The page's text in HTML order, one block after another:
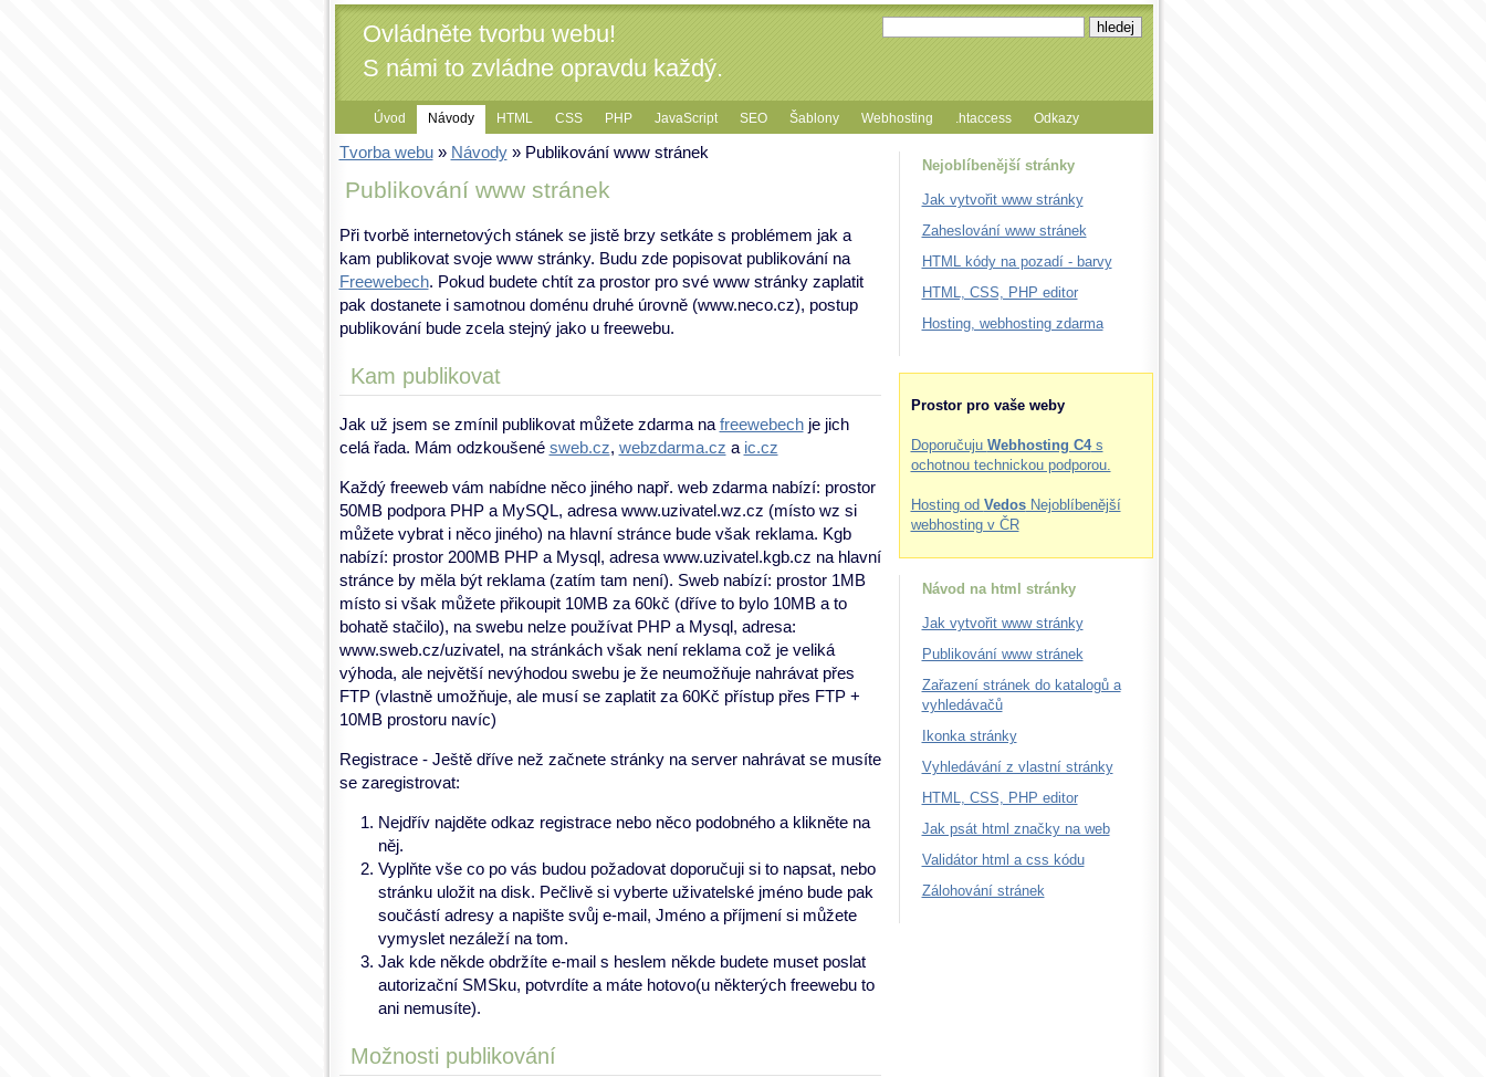
Ovládněte tvorbu webu!
S námi to zvládne opravdu každý.
Úvod Návody HTML CSS PHP JavaScript SEO Šablony Webhosting .htaccess Odkazy
Tvorba webu» Návody» Publikování www stránek
Publikování www stránek
Při tvorbě internetových stánek se jistě brzy setkáte s problémem jak a
kam publikovat svoje www stránky. Budu zde popisovat publikování na
Freewebech. Pokud budete chtít za prostor pro své www stránky zaplatit
pak dostanete i samotnou doménu druhé úrovně (www.neco.cz), postup
publikování bude zcela stejný jako u freewebu.
Kam publikovat
Jak už jsem se zmínil publikovat můžete zdarma na freewebechje jich
celá řada. Mám odzkoušené sweb.cz, webzdarma.cz a ic.cz
Každý freeweb vám nabídne něco jiného např. web zdarma nabízí: prostor
50MB podpora PHP a MySQL, adresa www.uzivatel.wz.cz (místo wz si
můžete vybrat i něco jiného) na hlavní stránce bude však reklama. Kgb
nabízí: prostor 200MB PHP a Mysql, adresa www.uzivatel.kgb.cz na hlavní
stránce by měla být reklama (zatím tam není). Sweb nabízí: prostor 1MB
místo si však můžete přikoupit 10MB za 60kč (dříve to bylo 10MB a to
bohatě stačilo), na swebu nelze používat PHP a Mysql, adresa:
www.sweb.cz/uzivatel, na stránkách však není reklama což je veliká
výhoda, ale největší nevýhodou swebu je že neumožňuje nahrávat přes
FTP (vlastně umožňuje, ale musí se zaplatit za 60Kč přístup přes FTP +
10MB prostoru navíc)
Registrace - Ještě dříve než začnete stránky na server nahrávat se musíte
se zaregistrovat:
Nejdřív najděte odkaz registrace nebo něco podobného a klikněte na
něj.
Vyplňte vše co po vás budou požadovat doporučuji si to napsat, nebo
stránku uložit na disk. Pečlivě si vyberte uživatelské jméno bude pak
součástí adresy a napište svůj e-mail, Jméno a příjmení si můžete
vymyslet nezáleží na tom.
Jak kde někde obdržíte e-mail s heslem někde budete muset poslat
autorizační SMSku, potvrdíte a máte hotovo(u některých freewebu to
ani nemusíte).
Možnosti publikování
Nejoblíbenější stránky
Jak vytvořit www stránky
Zaheslování www stránek
HTML kódy na pozadí - barvy
HTML, CSS, PHP editor
Hosting, webhosting zdarma
Prostor pro vaše weby
Doporučuju Webhosting C4s
ochotnou technickou podporou.
Hosting od VedosNejoblíbenější
webhosting v ČR
Návod na html stránky
Jak vytvořit www stránky
Publikování www stránek
Zařazení stránek do katalogů a
vyhledávačů
Ikonka stránky
Vyhledávání z vlastní stránky
HTML, CSS, PHP editor
Jak psát html značky na web
Validátor html a css kódu
Zálohování stránek